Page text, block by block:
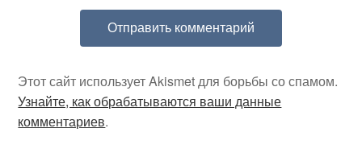
Этот сайт использует Akismet для борьбы со спамом.
Узнайте, как обрабатываются ваши данные
комментариев.